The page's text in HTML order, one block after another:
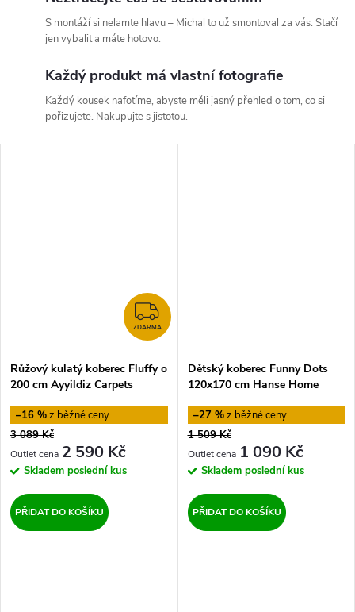
S montáží si nelamte hlavu – Michal to už smontoval za vás. Stačí
jen vybalit a máte hotovo.
Každý produkt má vlastní fotografie
Každý kousek nafotíme, abyste měli jasný přehled o tom, co si
pořizujete. Nakupujte s jistotou.
ZDARMA
ZDARMA
Růžový kulatý koberec Fluffy o
200 cm Ayyildiz Carpets
–16 %
3 089 Kč
2 590 Kč
Skladem poslední kus
PŘIDAT DO KOŠÍKU
Dětský koberec Funny Dots
120x170 cm Hanse Home
–27 %
1 509 Kč
1 090 Kč
Skladem poslední kus
PŘIDAT DO KOŠÍKU